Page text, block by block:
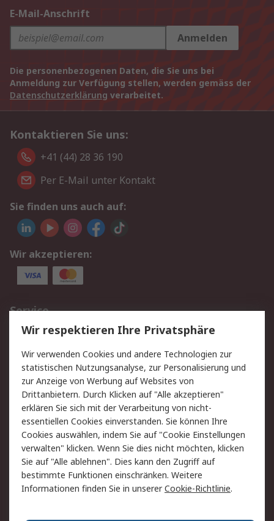
E-Mail-Anschrift
Anmelden
Die personenbezogenen Daten, die Sie uns bei
Anmeldung zur Verfügung stellen, werden gemäss der
Datenschutzerklärung verarbeitet.
Kontaktieren Sie uns:
+41 (44) 28 36 190
Per E-Mail unter Kontakt
Sie finden uns auch auf:
Wir akzeptieren:
Service
Value Added Services
Lieferlösungen
Rücksendungen
Kontakt
Hilfe
Rechtliches
AGB
Datenschutz
Cookie-Richtlinie
Zahlungsbedingungen
Copyright/Impressum
Über RS
Wir respektieren Ihre Privatsphäre
Wir verwenden Cookies und andere Technologien zur
statistischen Nutzungsanalyse, zur Personalisierung und
zur Anzeige von Werbung auf Websites von
Drittanbietern. Durch Klicken auf "Alle akzeptieren"
erklären Sie sich mit der Verarbeitung von nicht-
essentiellen Cookies einverstanden. Sie können Ihre
Cookies auswählen, indem Sie auf "Cookie Einstellungen
verwalten" klicken. Wenn Sie dies nicht möchten, klicken
Sie auf "Alle ablehnen". Dies kann den Zugriff auf
bestimmte Funktionen einschränken. Weitere
Informationen finden Sie in unsererCookie-Richtlinie.